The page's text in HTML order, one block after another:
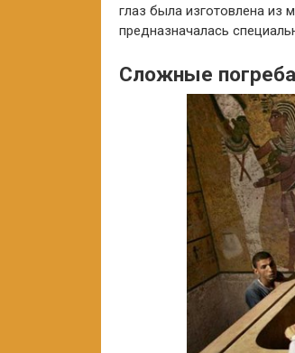
глаз была изготовлена из
предназначалась
Сложные